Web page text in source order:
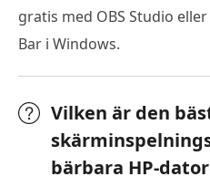
gratis med OBS Studio
Bar i Windows.
Vilken är den
bärbara HP-